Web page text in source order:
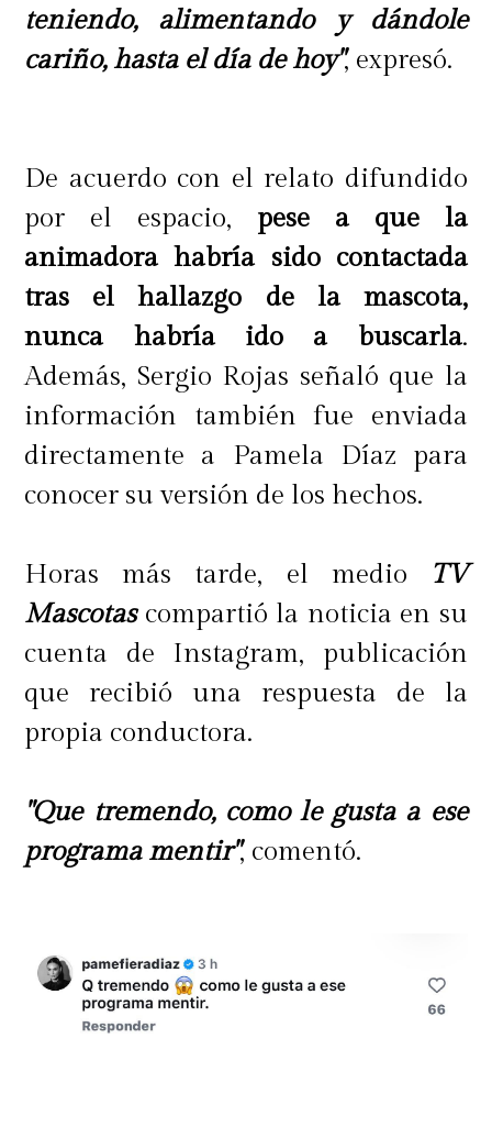
teniendo, alimentando y dándole
cariño, hasta el día de hoy", expresó.
De acuerdo con el relato difundido
por el espacio, pese a que la
animadora habría sido contactada
tras el hallazgo de la mascota,
nunca habría ido a buscarla.
Además, Sergio Rojas señaló que la
información también fue enviada
directamente a Pamela Díaz para
conocer su versión de los hechos.
Horas más tarde, el medio
TV
Mascotas compartió la noticia en su
cuenta de Instagram, publicación
que recibió una respuesta de la
propia conductora.
"Que tremendo, como le gusta a ese
programa mentir", comentó.